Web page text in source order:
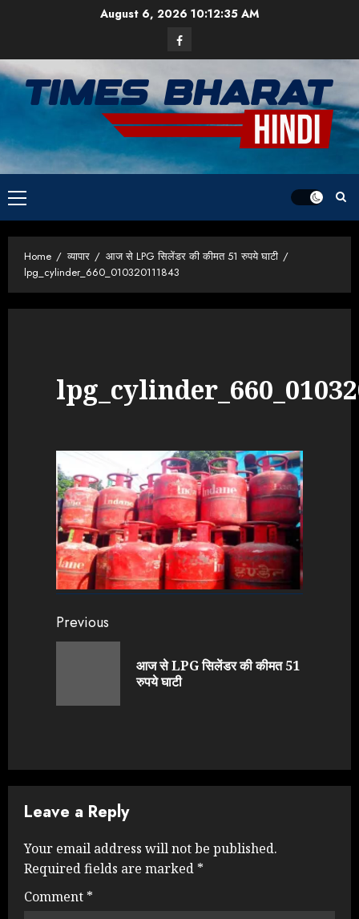
August 6, 2026 10:12:36 AM
Facebook
Primary
Menu
Home व्यापार
आज से LPG सिलेंडर की कीमत 51 रुपये घाटी
lpg_cylinder_660_010320111843
Continue
Reading
Previous
आज से LPG सिलेंडर की कीमत 51
रुपये घाटी
Leave a Reply
Your email address will not be published.
Required fields are marked *
Comment *